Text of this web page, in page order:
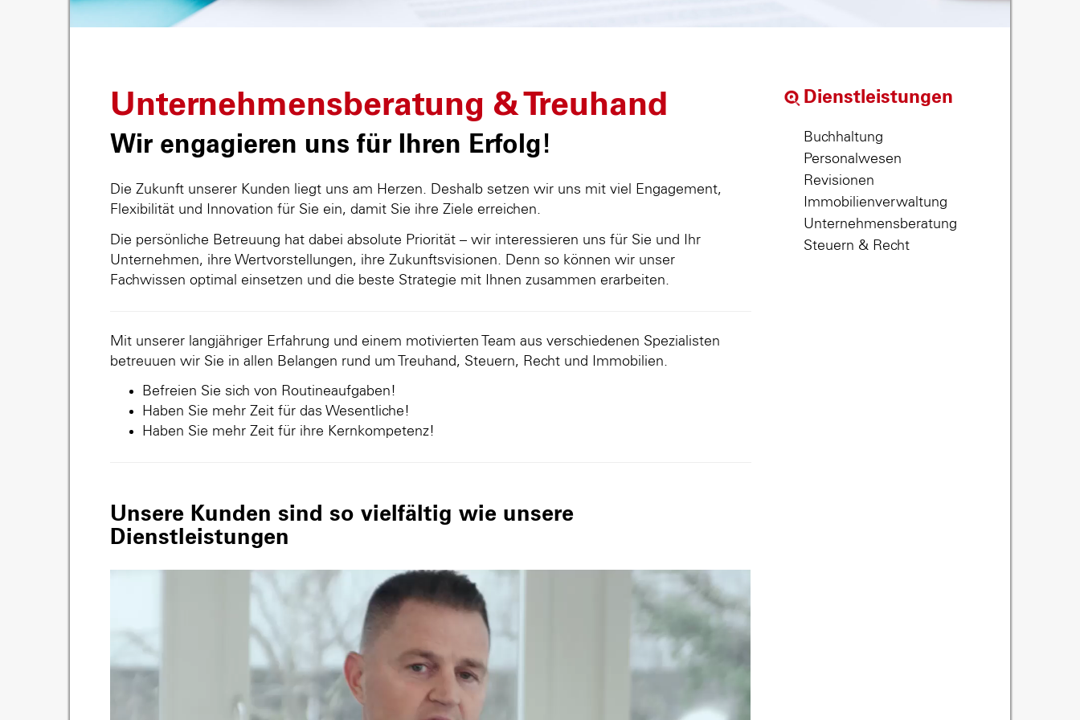
Unternehmensberatung & Treuhand
Wir engagieren uns für Ihren Erfolg!
Die Zukunft unserer Kunden liegt uns am Herzen. Deshalb setzen wir uns mit viel Engagement,
Flexibilität und Innovation für Sie ein, damit Sie ihre Ziele erreichen.
Die persönliche Betreuung hat dabei absolute Priorität – wir interessieren uns für Sie und Ihr
Unternehmen, ihre Wertvorstellungen, ihre Zukunftsvisionen. Denn so können wir unser
Fachwissen optimal einsetzen und die beste Strategie mit Ihnen zusammen erarbeiten.
Mit unserer langjähriger Erfahrung und einem motivierten Team aus verschiedenen Spezialisten
betreuuen wir Sie in allen Belangen rund um Treuhand, Steuern, Recht und Immobilien.
Befreien Sie sich von Routineaufgaben!
Haben Sie mehr Zeit für das Wesentliche!
Haben Sie mehr Zeit für ihre Kernkompetenz!
Unsere Kunden sind so vielfältig wie unsere
Dienstleistungen
Dienstleistungen
Buchhaltung
Personalwesen
Revisionen
Immobilienverwaltung
Unternehmensberatung
Steuern & Recht